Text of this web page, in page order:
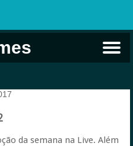
da semana na Live. Além